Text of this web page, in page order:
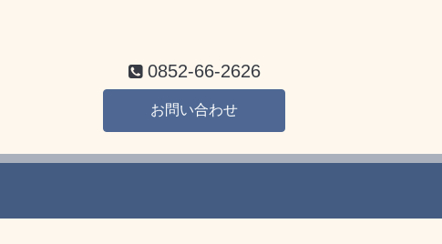
0852-66-2626
お問い合わせ